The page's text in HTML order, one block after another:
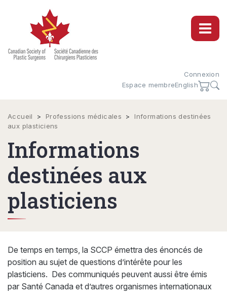
Connexion
Espace membreEnglish
Accueil > Professions médicales >
Informations destinées
aux plasticiens
Informations
destinées aux
plasticiens
De temps en temps, la SCCP émettra des énoncés de
position au sujet de questions d’intérête pour les
plasticiens. Des communiqués peuvent aussi être émis
par Santé Canada et d’autres organismes internationaux